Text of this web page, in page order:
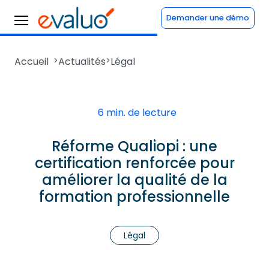
Demander une démo
Accueil >Actualités>Légal
6 min. de lecture
Réforme Qualiopi : une
certification renforcée pour
améliorer la qualité de la
formation professionnelle
Légal